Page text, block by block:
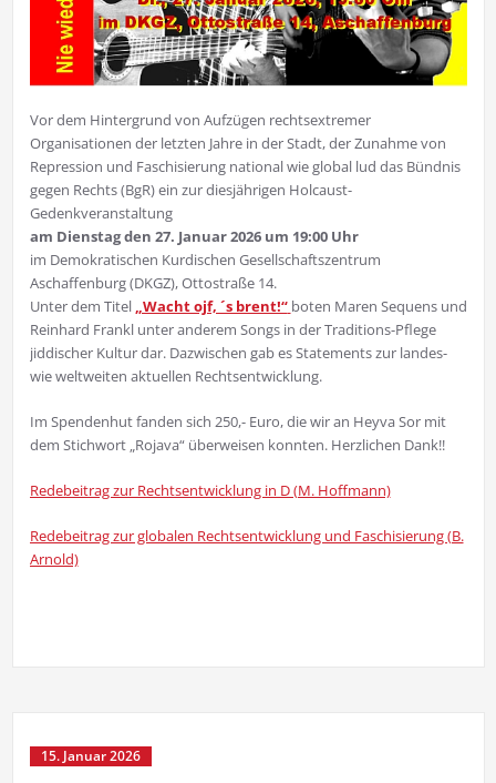
Vor dem Hintergrund von Aufzügen rechtsextremer
Organisationen der letzten Jahre in der Stadt, der Zunahme von
Repression und Faschisierung national wie global lud das Bündnis
gegen Rechts (BgR) ein zur diesjährigen Holcaust-
Gedenkveranstaltung
am Dienstag den 27. Januar 2026 um 19:00 Uhr
im Demokratischen Kurdischen Gesellschaftszentrum
Aschaffenburg (DKGZ), Ottostraße 14.
Unter dem Titel „Wacht ojf, ´s brent!“ boten Maren Sequens und
Reinhard Frankl unter anderem Songs in der Traditions-Pflege
jiddischer Kultur dar. Dazwischen gab es Statements zur landes-
wie weltweiten aktuellen Rechtsentwicklung.
Im Spendenhut fanden sich 250,- Euro, die wir an Heyva Sor mit
dem Stichwort „Rojava“ überweisen konnten. Herzlichen Dank!!
Redebeitrag zur Rechtsentwicklung in D (M. Hoffmann)
Redebeitrag zur globalen Rechtsentwicklung und Faschisierung (B.
Arnold)
15. Januar 2026